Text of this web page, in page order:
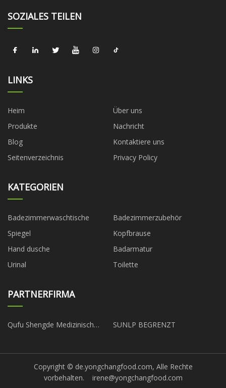
SOZIALES TEILEN
LINKS
Heim
Über uns
Produkte
Nachricht
Blog
Kontaktiere uns
Seitenverzeichnis
Privacy Policy
KATEGORIEN
Badezimmerwaschtische
Badezimmerzubehör
Spiegel
Kopfbrause
Hand dusche
Badarmatur
Urinal
Toilette
PARTNERFIRMA
Qufu Shengde Medizinisch
SUNLP BEGRENZT
Copyright © de.yongchangfood.com, Alle Rechte
vorbehalten. irene@yongchangfood.com